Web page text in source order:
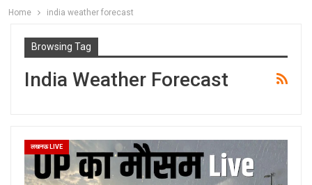
Home india weather forecast
Browsing Tag
India Weather Forecast
लखनऊ LIVE